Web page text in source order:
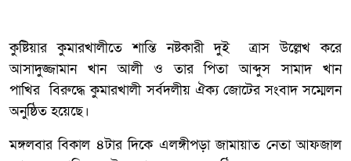
কুষ্টিয়ার কুমারখালীতে শান্তি নষ্টকারী দুই ত্রাস উল্লেখ করে
আসাদুজ্জামান খান আলী ও তার পিতা আব্দুস সামাদ খান
পাখির বিরুদ্ধে কুমারখালী সর্বদলীয় ঐক্য জোটের সংবাদ সম্মেলন
অনুষ্ঠিত হয়েছে।
মঙ্গলবার বিকাল ৪টার দিকে এলঙ্গীপড়া জামায়াত নেতা আফজাল